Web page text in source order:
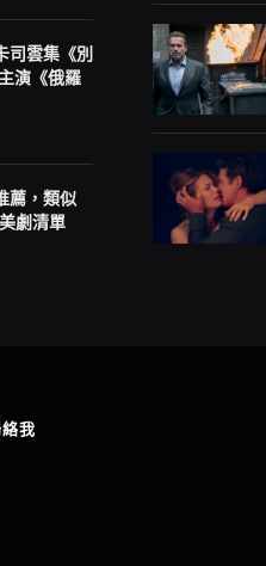
司雲集《別
演《俄羅
薦，類似
劇清單
我